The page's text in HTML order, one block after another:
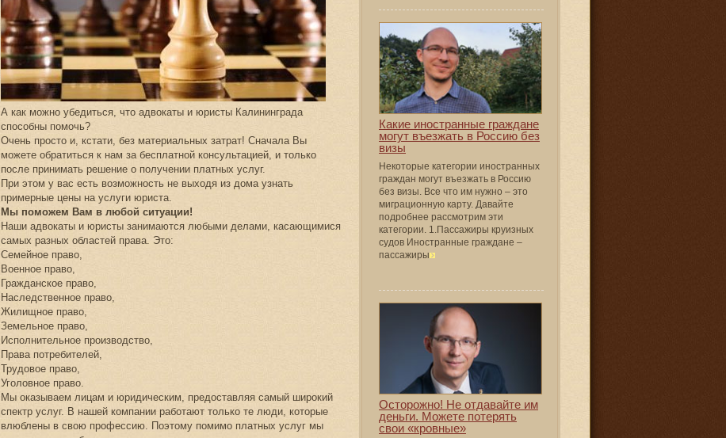
А как можно убедиться, что адвокаты и юристы Калининграда
способны помочь?
Очень просто и, кстати, без материальных затрат! Сначала Вы
можете обратиться к нам за бесплатной консультацией, и только
после принимать решение о получении платных услуг.
При этом у вас есть возможность не выходя из дома узнать
примерные цены на услуги юриста.
Мы поможем Вам в любой ситуации!
Наши адвокаты и юристы занимаются любыми делами, касающимися
самых разных областей права. Это:
Семейное право,
Военное право,
Гражданское право,
Наследственное право,
Жилищное право,
Земельное право,
Исполнительное производство,
Права потребителей,
Трудовое право,
Уголовное право.
Мы оказываем лицам и юридическим, предоставляя самый широкий
спектр услуг. В нашей компании работают только те люди, которые
влюблены в свою профессию. Поэтому помимо платных услуг мы
Какие иностранные граждане
могут въезжать в Россию без
визы
Некоторые категории иностранных
граждан могут въезжать в Россию
без визы. Все что им нужно – это
миграционную карту. Давайте
подробнее рассмотрим эти
категории. 1.Пассажиры круизных
судов Иностранные граждане –
пассажиры
Осторожно! Не отдавайте им
деньги. Можете потерять
свои «кровные»